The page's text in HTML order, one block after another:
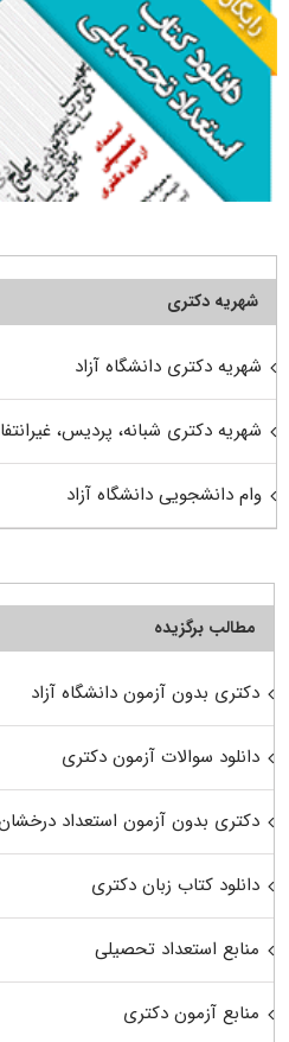
شهریه دکتری
شهریه دکتری دانشگاه آزاد
شهریه دکتری شبانه، پردیس،
وام دانشجویی دانشگاه آزاد
مطالب برگزیده
دکتری بدون آزمون دانشگاه آزاد
دانلود سوالات آزمون دکتری
دکتری بدون آزمون استعداد
دانلود کتاب زبان دکتری
منابع استعداد تحصیلی
منابع آزمون دکتری